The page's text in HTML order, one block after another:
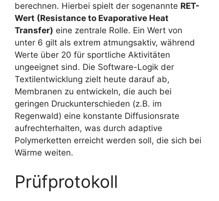
berechnen. Hierbei spielt der sogenannte RET-
Wert (Resistance to Evaporative Heat
Transfer) eine zentrale Rolle. Ein Wert von
unter 6 gilt als extrem atmungsaktiv, während
Werte über 20 für sportliche Aktivitäten
ungeeignet sind. Die Software-Logik der
Textilentwicklung zielt heute darauf ab,
Membranen zu entwickeln, die auch bei
geringen Druckunterschieden (z.B. im
Regenwald) eine konstante Diffusionsrate
aufrechterhalten, was durch adaptive
Polymerketten erreicht werden soll, die sich bei
Wärme weiten.
Prüfprotokoll